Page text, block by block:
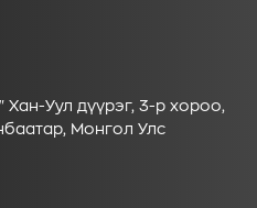
Хан-Уул дүүрэг, 3-р хороо,
Монгол Улс